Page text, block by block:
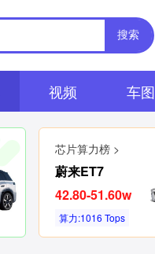
搜索
视频 车图
芯片算力榜 >
蔚来ET7
42.80-51.60w
算力:1016 Tops